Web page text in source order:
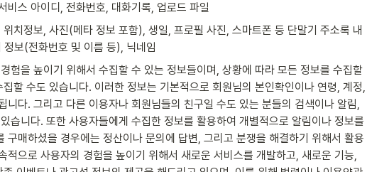
비스 아이디, 전화번호, 대화기록, 업로드 파일
위치정보, 사진(메타 정보 포함), 생일, 프로필 사진, 스마트폰 등 단말기 주소록 내
보(전화번호 및 이름 등), 닉네임
험을 높이기 위해서 수집할 수 있는 정보들이며, 상황에 따라 모든 정보를 수집할
할 수도 있습니다. 이러한 정보는 기본적으로 회원님의 본인확인이나 연령, 계정,
니다. 그리고 다른 이용자나 회원님들의 친구일 수도 있는 분들의 검색이나 알림,
습니다. 또한 사용자들에게 수집한 정보를 활용하여 개별적으로 알림이나 정보를
구매하셨을 경우에는 정산이나 문의에 답변, 그리고 분쟁을 해결하기 위해서 활용
적으로 사용자의 경험을 높이기 위해서 새로운 서비스를 개발하고, 새로운 기능,